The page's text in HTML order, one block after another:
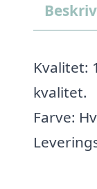
Kvalitet:
kvalitet.
Farve: